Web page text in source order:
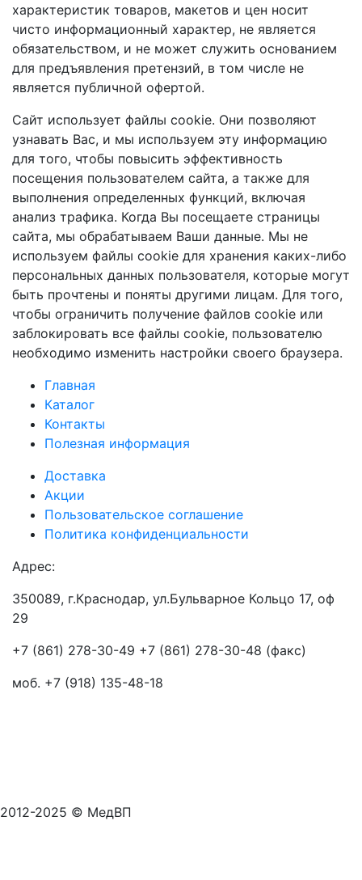
характеристик товаров, макетов и цен носит
чисто информационный характер, не является
обязательством, и не может служить основанием
для предъявления претензий, в том числе не
является публичной офертой.
Сайт использует файлы cookie. Они позволяют
узнавать Вас, и мы используем эту информацию
для того, чтобы повысить эффективность
посещения пользователем сайта, а также для
выполнения определенных функций, включая
анализ трафика. Когда Вы посещаете страницы
сайта, мы обрабатываем Ваши данные. Мы не
используем файлы cookie для хранения каких-либо
персональных данных пользователя, которые могут
быть прочтены и поняты другими лицам. Для того,
чтобы ограничить получение файлов cookie или
заблокировать все файлы cookie, пользователю
необходимо изменить настройки своего браузера.
Главная
Каталог
Контакты
Полезная информация
Доставка
Акции
Пользовательское соглашение
Политика конфиденциальности
Адрес:
350089, г.Краснодар, ул.Бульварное Кольцо 17, оф
29
+7 (861) 278-30-49 +7 (861) 278-30-48 (факс)
моб. +7 (918) 135-48-18
2012-2025 © МедВП